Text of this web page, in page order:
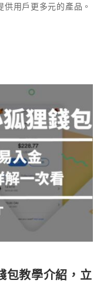
用戶更多元的產品。
教學介紹，立